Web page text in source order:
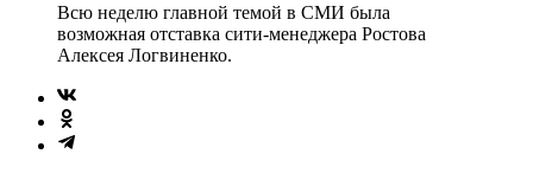
Всю неделю главной темой в СМИ была
возможная отставка сити-менеджера Ростова
Алексея Логвиненко.